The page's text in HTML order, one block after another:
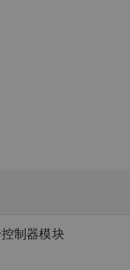
制器模块